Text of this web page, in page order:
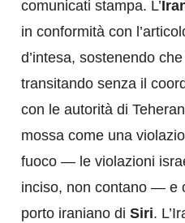
comunicati stampa. L’
in conformità con
d’intesa, sostenendo
transitando senza il
con le autorità di
mossa come una
fuoco — le violazioni
inciso, non contano — e
porto iraniano di Siri.